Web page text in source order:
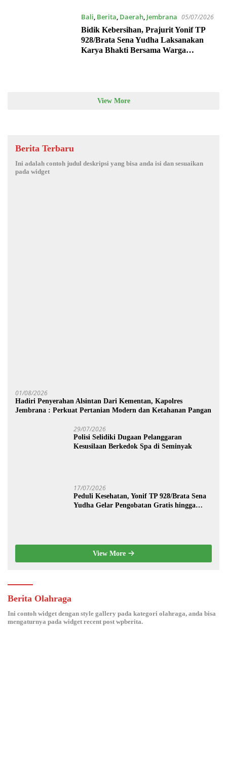
Bali, Berita, Daerah, Jembrana 05/07/2026
Bidik Kebersihan, Prajurit Yonif TP
928/Brata Sena Yudha Laksanakan
Karya Bhakti Bersama Warga
View More
Berita Terbaru
Ini adalah contoh judul deskripsi yang bisa anda isi dan sesuaikan
pada widget
01/08/2026
Hadiri Penyerahan Alsintan Dari Kementan, Kapolres
Jembrana : Perkuat Pertanian Modern dan Ketahanan Pangan
29/07/2026
Polisi Selidiki Dugaan Pelanggaran
Kesusilaan Berkedok Spa di Seminyak
17/07/2026
Peduli Kesehatan, Yonif TP 928/Brata Sena
Yudha Gelar Pengobatan Gratis hingga
View More
Berita Olahraga
Ini contoh widget dengan style gallery pada kategori olahraga, anda bisa
mengaturnya pada widget recent post wpberita.